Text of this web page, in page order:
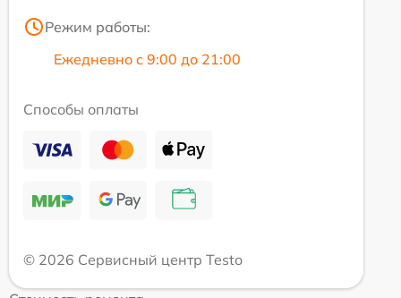
Режим работы:
Ежедневно с 9:00 до 21:00
Способы оплаты
© 2026 Сервисный центр Testo